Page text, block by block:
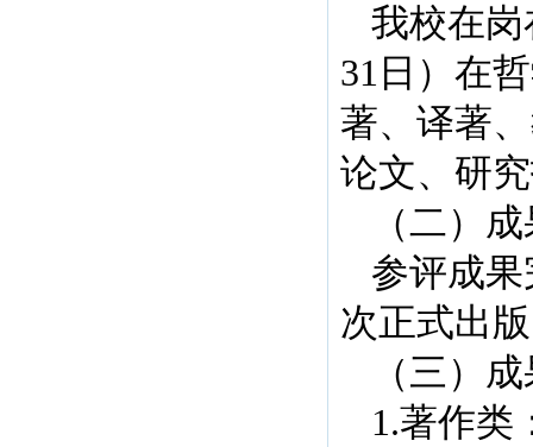
我校在岗
31日）在
著、译著
论文、研
（二）
参评成果
次正式出
（三）
1.著作类